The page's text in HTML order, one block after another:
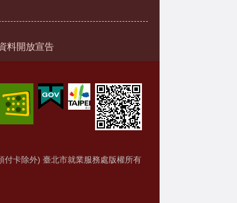
料開放宣告
付卡除外) 臺北市就業服務處版權所有